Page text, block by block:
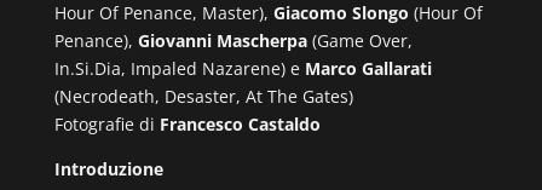
Hour Of Penance, Master), Giacomo Slongo (Hour Of
Penance), Giovanni Mascherpa(Game Over,
In.Si.Dia, Impaled Nazarene) e Marco Gallarati
(Necrodeath, Desaster, At The Gates)
Fotografie di Francesco Castaldo
Introduzione